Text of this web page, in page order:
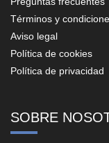
Términos y
Aviso legal
Política de cookies
Política de privacidad
SOBRE